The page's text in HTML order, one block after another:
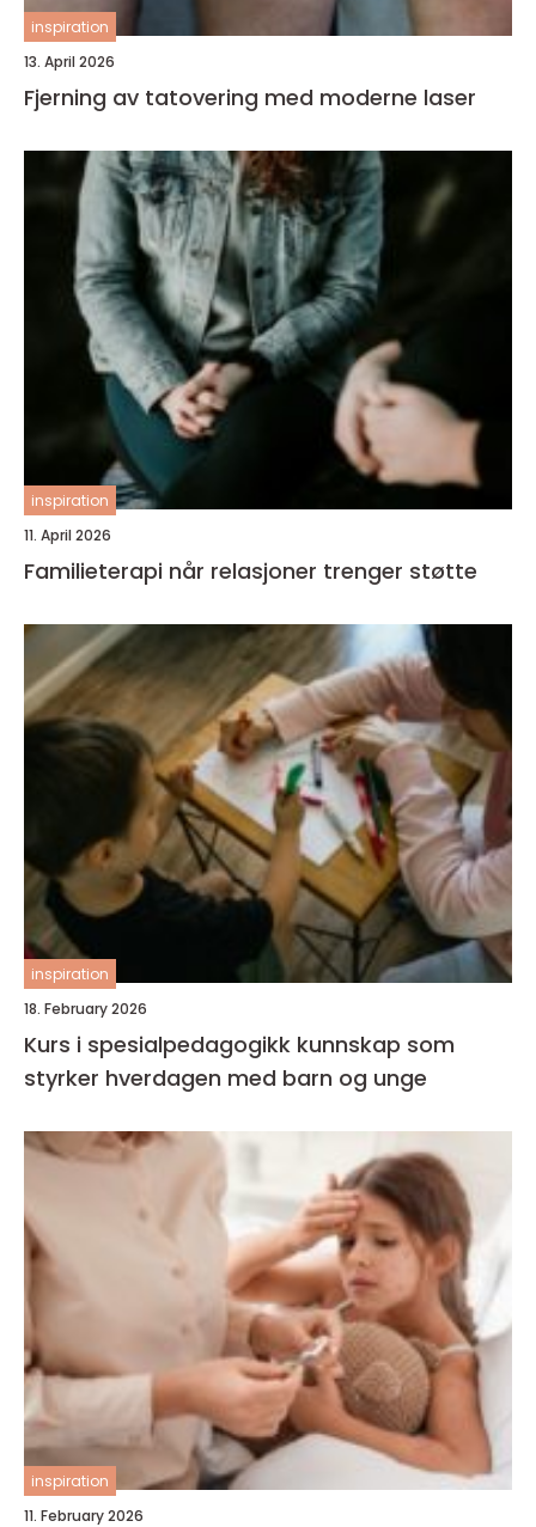
inspiration
13. April 2026
Fjerning av tatovering med moderne laser
inspiration
11. April 2026
Familieterapi når relasjoner trenger støtte
inspiration
18. February 2026
Kurs i spesialpedagogikk kunnskap som
styrker hverdagen med barn og unge
inspiration
11. February 2026